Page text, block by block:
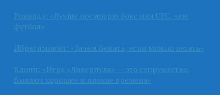
Роналду: «Лучше посмотрю бокс или UFC, чем
футбол»
Ибрагимович: «Зачем бежать, если можно летать»
Клопп: «Игра «Ливерпуля» — это супружество.
Бывают хорошие и плохие времена»